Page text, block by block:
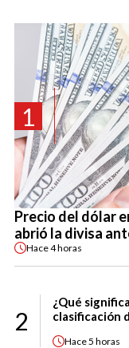
1
Precio del dólar
abrió la divisa
Hace4 horas
2
¿Qué
clasificación
Hace5 horas